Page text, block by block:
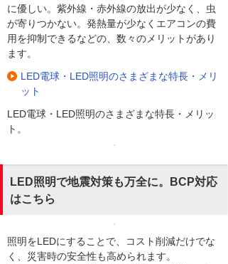
に優しい。紫外線・赤外線の放出が少なく、虫
が寄りつかない。発熱量が少なくエアコンの費
用を抑制できるなどの、数々のメリットがあり
ます。
LED電球・LED照明のさまざまな特長・メリ
ット
LED電球・LED照明のさまざまな特長・メリッ
ト。
LED照明で地震対策も万全に。BCP対応
はこちら
照明をLEDにすることで、コスト削減だけでな
く、災害時の安全性も高められます。